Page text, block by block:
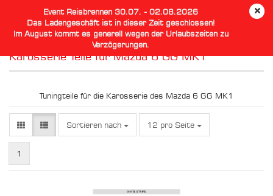
Event Reisbrennen 30.07. - 02.08.2026
Das Ladengeschäft ist in dieser Zeit geschlossen!
Im August kommt es generell wegen der Urlaubszeiten zu
Verzögerungen.
Karosserie Teile für Mazda 6 GG MK1
Tuningteile für die Karosserie des Mazda 6 GG MK1
Sortieren nach
Sortieren nach 12 pro Seite
pro Seite
1